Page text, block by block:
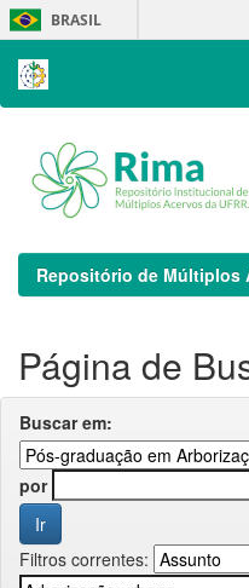
Skip
navigation
BRASIL
Repositório de Múltiplos
Página de
Buscar em:
por
Filtros correntes: